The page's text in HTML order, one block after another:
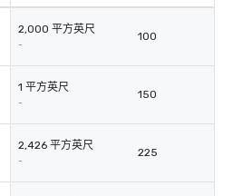
2,000 平方英尺
-
100
1 平方英尺
-
150
2,426 平方英尺
-
225